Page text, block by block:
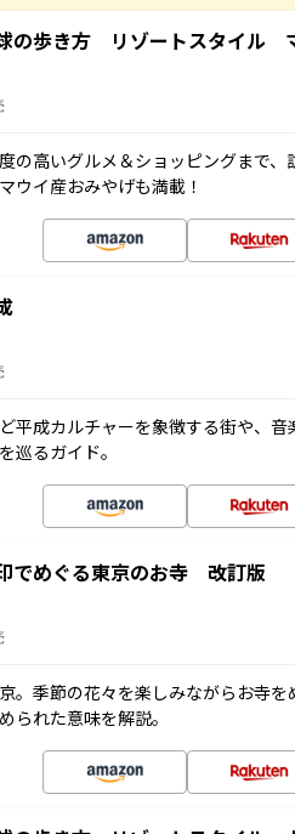
の歩き方 リゾートスタイル
の高いグルメ＆ショッピングまで
ウイ産おみやげも満載！
平成カルチャーを象徴する街や、
巡るガイド。
でめぐる東京のお寺 改訂版
。季節の花々を楽しみながらお寺
られた意味を解説。